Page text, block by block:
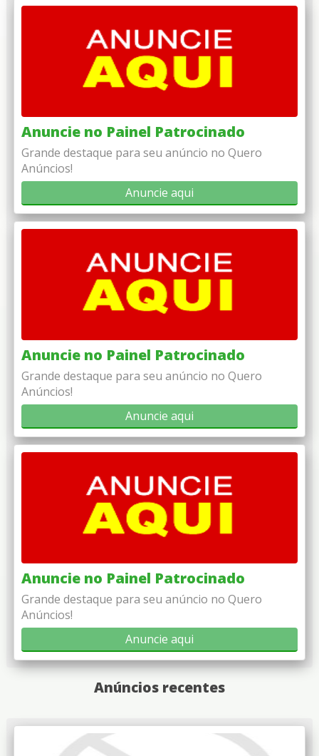
Anuncie no Painel Patrocinado
Grande destaque para seu anúncio no Quero
Anúncios!
Anuncie aqui
Anuncie no Painel Patrocinado
Grande destaque para seu anúncio no Quero
Anúncios!
Anuncie aqui
Anuncie no Painel Patrocinado
Grande destaque para seu anúncio no Quero
Anúncios!
Anuncie aqui
Anúncios recentes